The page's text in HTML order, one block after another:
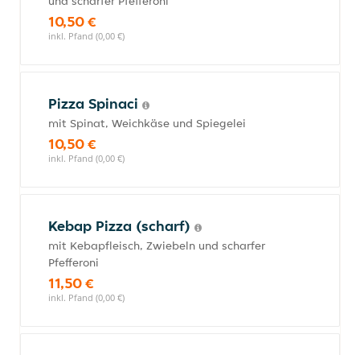
10,50 €
inkl. Pfand (0,00 €)
Pizza Spinaci
mit Spinat, Weichkäse und Spiegelei
10,50 €
inkl. Pfand (0,00 €)
Kebap Pizza (scharf)
mit Kebapfleisch, Zwiebeln und scharfer
Pfefferoni
11,50 €
inkl. Pfand (0,00 €)